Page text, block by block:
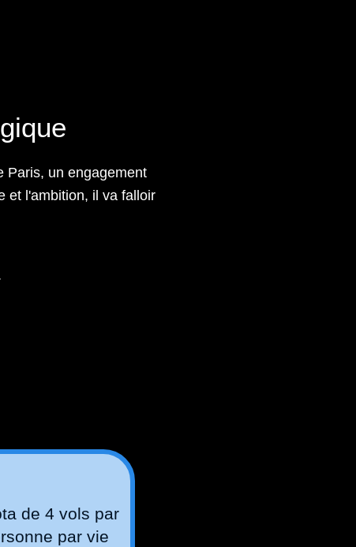
Paris, un engagement
et l'ambition, il va falloir
de 4 vols par
par vie